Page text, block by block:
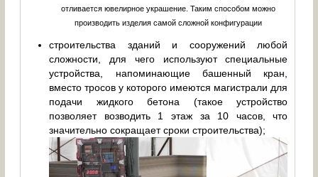
отливается ювелирное украшение. Таким способом можно
производить изделия самой сложной конфигурации
строительства зданий и сооружений любой
сложности, для чего используют специальные
устройства, напоминающие башенный кран,
вместо тросов у которого имеются магистрали для
подачи жидкого бетона (такое устройство
позволяет возводить 1 этаж за 10 часов, что
значительно сокращает сроки строительства);